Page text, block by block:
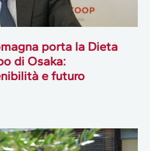
porta la Dieta
di Osaka:
e futuro